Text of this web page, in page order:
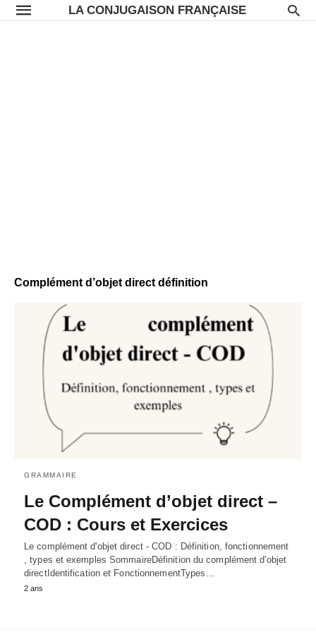
LA CONJUGAISON FRANÇAISE
Complément d’objet direct définition
GRAMMAIRE
Le Complément d’objet direct –
COD : Cours et Exercices
Le complément d'objet direct - COD : Définition, fonctionnement
, types et exemples SommaireDéfinition du complément d'objet
directIdentification et FonctionnementTypes…
2 ans